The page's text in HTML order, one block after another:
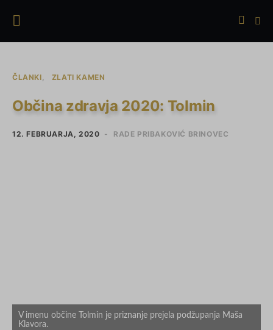
ČLANKI ZLATI KAMEN
Občina zdravja 2020: Tolmin
12. FEBRUARJA, 2020 RADE PRIBAKOVIĆ BRINOVEC
V imenu občine Tolmin je priznanje prejela podžupanja Maša
Klavora.